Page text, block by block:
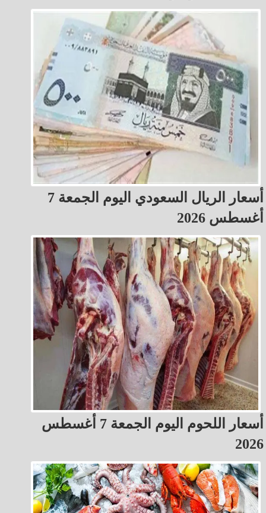
أسعار الريال السعودي اليوم الجمعة 7
أغسطس 2026
أسعار اللحوم اليوم الجمعة 7 أغسطس
2026